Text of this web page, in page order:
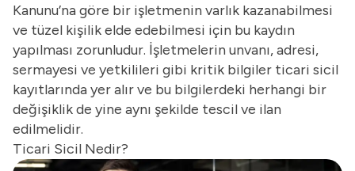
Kanunu’na göre bir işletmenin varlık kazanabilmesi
ve tüzel kişilik elde edebilmesi için bu kaydın
yapılması zorunludur. İşletmelerin unvanı, adresi,
sermayesi ve yetkilileri gibi kritik bilgiler ticari sicil
kayıtlarında yer alır ve bu bilgilerdeki herhangi bir
değişiklik de yine aynı şekilde tescil ve ilan
edilmelidir.
Ticari Sicil Nedir?